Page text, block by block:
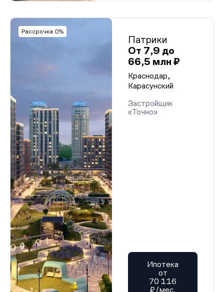
Рассрочка 0%
Патрики
От 7,9 до
66,5 млн ₽
Краснодар,
Карасунский
Застройщик
«Точно»
Ипотека
от
70 116
₽/мес.